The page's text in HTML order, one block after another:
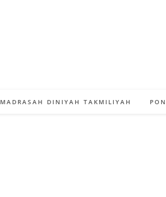
MADRASAH DINIYAH TAKMILIYAH